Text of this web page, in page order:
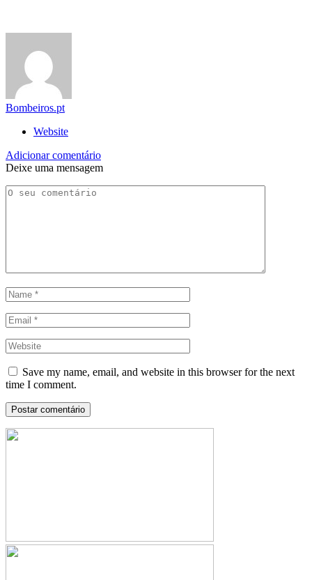
Bombeiros.pt
Website
Adicionar comentário
Deixe uma mensagem
Save my name, email, and website in this browser for the next
time I comment.